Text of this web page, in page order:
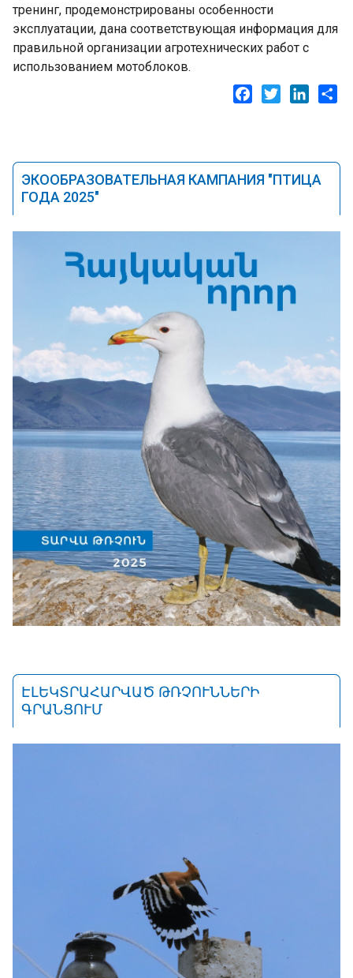
тренинг, продемонстрированы особенности
эксплуатации, дана соответствующая информация для
правильной организации агротехнических работ с
использованием мотоблоков.
Facebook
Twitter
ЭКООБРАЗОВАТЕЛЬНАЯ КАМПАНИЯ "ПТИЦА
ГОДА 2025"
ԷԼԵԿՏՐԱՀԱՐՎԱԾ ԹՌՉՈՒՆՆԵՐԻ
ԳՐԱՆՑՈՒՄ